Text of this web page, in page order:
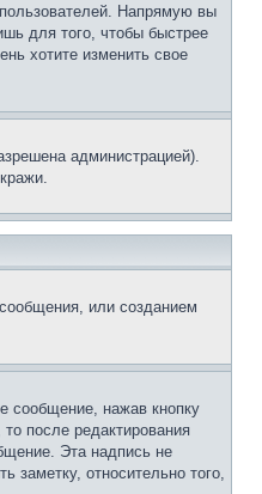
Напрямую вы
для того, чтобы быстрее
хотите изменить свое
администрацией).
или созданием
сообщение, нажав кнопку
после редактирования
Эта надпись не
заметку, относительно того,